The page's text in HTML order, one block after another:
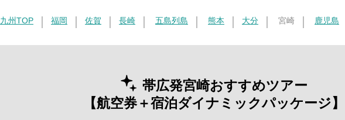
九州TOP 福岡 佐賀 長崎 五島列島 熊本 大分 宮崎 鹿児島
帯広発宮崎おすすめツアー
【航空券＋宿泊ダイナミックパッケージ】